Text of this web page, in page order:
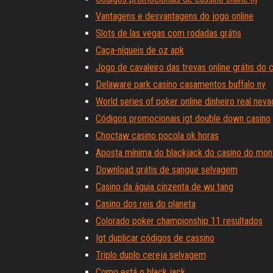
Vantagens e desvantagens do jogo online
Slots de las vegas com rodadas grátis
Caça-níqueis de oz apk
Jogo de cavaleiro das trevas online grátis do
Delaware park casino casamentos buffalo ny
World series of poker online dinheiro real
Códigos promocionais igt double down casino
Choctaw casino pocola ok horas
Aposta mínima do blackjack do casino do
Download grátis de sangue selvagem
Casino da águia cinzenta de wu tang
Casino dos reis do planeta
Colorado poker championship 11 resultados
Igt duplicar códigos de cassino
Triplo duplo cereja selvagem